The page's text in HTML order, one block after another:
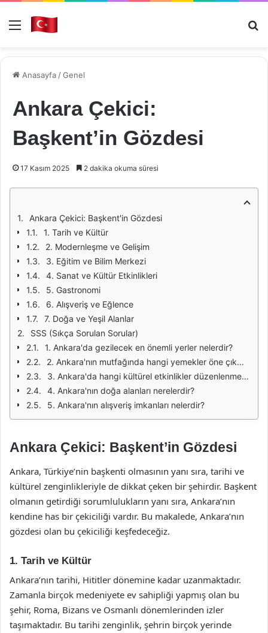
Menü
Anasayfa /Genel
Ankara Çekici:
Başkent’in Gözdesi
17 Kasım 2025 2 dakika okuma süresi
Ankara Çekici: Başkent'in Gözdesi
1. Tarih ve Kültür
2. Modernleşme ve Gelişim
3. Eğitim ve Bilim Merkezi
4. Sanat ve Kültür Etkinlikleri
5. Gastronomi
6. Alışveriş ve Eğlence
7. Doğa ve Yeşil Alanlar
SSS (Sıkça Sorulan Sorular)
1. Ankara'da gezilecek en önemli yerler nelerdir?
2. Ankara'nın mutfağında hangi yemekler öne çıkmaktadır?
3. Ankara'da hangi kültürel etkinlikler düzenlenmektedir?
4. Ankara'nın doğa alanları nerelerdir?
5. Ankara'nın alışveriş imkanları nelerdir?
Ankara Çekici: Başkent’in Gözdesi
Ankara, Türkiye’nin başkenti olmasının yanı sıra, tarihi ve
kültürel zenginlikleriyle de dikkat çeken bir şehirdir. Başkent
olmanın getirdiği sorumlulukların yanı sıra, Ankara’nın
kendine has bir çekiciliği vardır. Bu makalede, Ankara’nın
gözdesi olan bu çekiciliği keşfedeceğiz.
1. Tarih ve Kültür
Ankara’nın tarihi, Hititler dönemine kadar uzanmaktadır.
Zamanla birçok medeniyete ev sahipliği yapmış olan bu
şehir, Roma, Bizans ve Osmanlı dönemlerinden izler
taşımaktadır. Bu tarihi zenginlik, şehrin birçok yerinde